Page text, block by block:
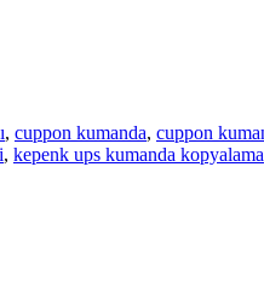
, cuppon kumanda, cuppon
, kepenk ups kumanda kopyalama